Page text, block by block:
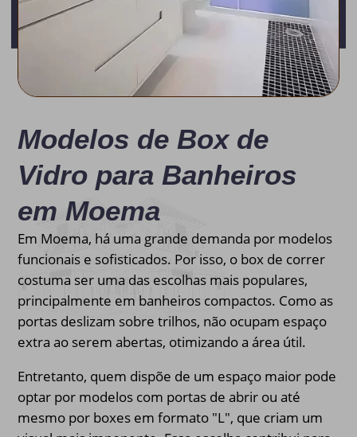
Modelos de Box de
Vidro para Banheiros
em Moema
Em Moema, há uma grande demanda por modelos
funcionais e sofisticados. Por isso, o box de correr
costuma ser uma das escolhas mais populares,
principalmente em banheiros compactos. Como as
portas deslizam sobre trilhos, não ocupam espaço
extra ao serem abertas, otimizando a área útil.
Entretanto, quem dispõe de um espaço maior pode
optar por modelos com portas de abrir ou até
mesmo por boxes em formato "L", que criam um